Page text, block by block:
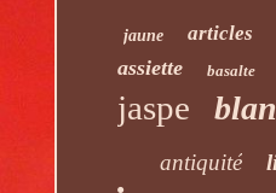
jaune articles
assiette basalte
jaspe
antiquité